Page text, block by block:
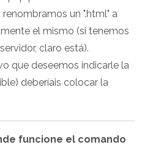
un ".html" a
el mismo (si tenemos
claro está).
que deseemos indicarle la
deberíais colocar la
funcione el comando